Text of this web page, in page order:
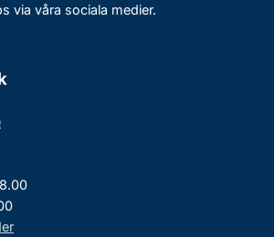
via våra sociala medier.